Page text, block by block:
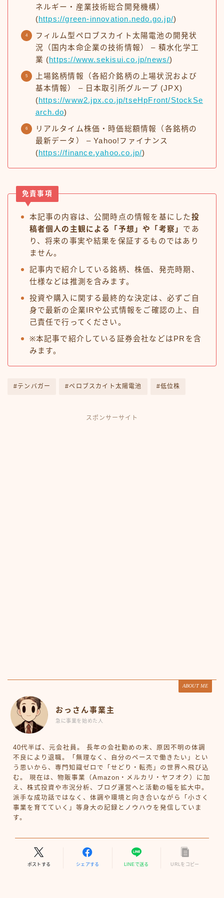
ネルギー・産業技術総合開発機構）
(https://green-innovation.nedo.go.jp/)
フィルム型ペロブスカイト太陽電池の開発状
況（国内本命企業の技術情報） – 積水化学工
業 (https://www.sekisui.co.jp/news/)
上場銘柄情報（各紹介銘柄の上場状況および
基本情報） – 日本取引所グループ (JPX)
(https://www2.jpx.co.jp/tseHpFront/StockSe
arch.do)
リアルタイム株価・時価総額情報（各銘柄の
最新データ） – Yahoo!ファイナンス
(https://finance.yahoo.co.jp/)
免責事項
本記事の内容は、公開時点の情報を基にした投
稿者個人の主観による「予想」や「考察」 であ
り、将来の事実や結果を保証するものではあり
ません。
記事内で紹介している銘柄、株価、発売時期、
仕様などは推測を含みます。
投資や購入に関する最終的な決定は、必ずご自
身で最新の企業IRや公式情報をご確認の上、自
己責任で行ってください。
※本記事で紹介している証券会社などはPRを含
みます。
#テンバガー #ペロブスカイト太陽電池 #低位株
スポンサーサイト
ABOUT ME
おっさん事業主
急に事業を始めた人
40代半ば、元会社員。 長年の会社勤めの末、原因不明の体調
不良により退職。「無理なく、自分のペースで働きたい」とい
う思いから、専門知識ゼロで「せどり・転売」の世界へ飛び込
む。 現在は、物販事業（Amazon・メルカリ・ヤフオク）に加
え、株式投資や市況分析、ブログ運営へと活動の幅を拡大中。
派手な成功話ではなく、体調や環境と向き合いながら「小さく
事業を育てていく」等身大の記録とノウハウを発信していま
す。
ポストする シェアする LINEで送る URLをコピー